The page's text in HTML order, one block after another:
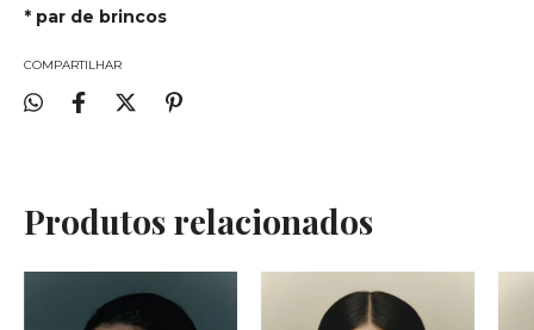
* par de brincos
COMPARTILHAR
Produtos relacionados